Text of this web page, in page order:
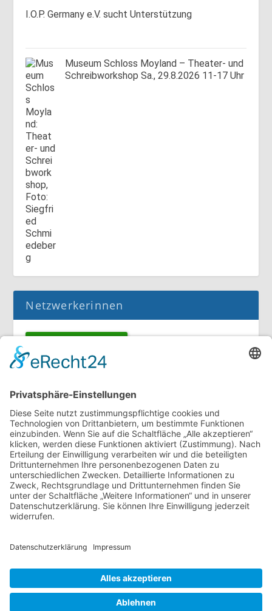
I.O.P. Germany e.V. sucht Unterstützung
Museum Schloss Moyland – Theater- und
Schreibworkshop Sa., 29.8.2026 11-17 Uhr
Netzwerkerinnen
Noch kein Mitglied im unternehmerinnen forum
Für Mitgliedsfrauen: zum Erstellen eigener Angebote
und zum Bearbeiten des Unternehmensprofils bitte
einloggen!
Social Media
Folge dem unternehmerinnen forum niederrhein auch
auf Facebook, Instagram oder LinkedIn.